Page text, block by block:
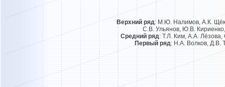
Верхний ряд: М.Ю. Налимов, А.К.
С.В. Ульянов, Ю.В.
Средний ряд: Т.Л. Ким, А.А. Лёзова,
Первый ряд: Н.А. Волков, Д.В.